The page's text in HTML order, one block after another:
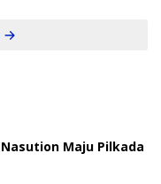
Maju Pilkada